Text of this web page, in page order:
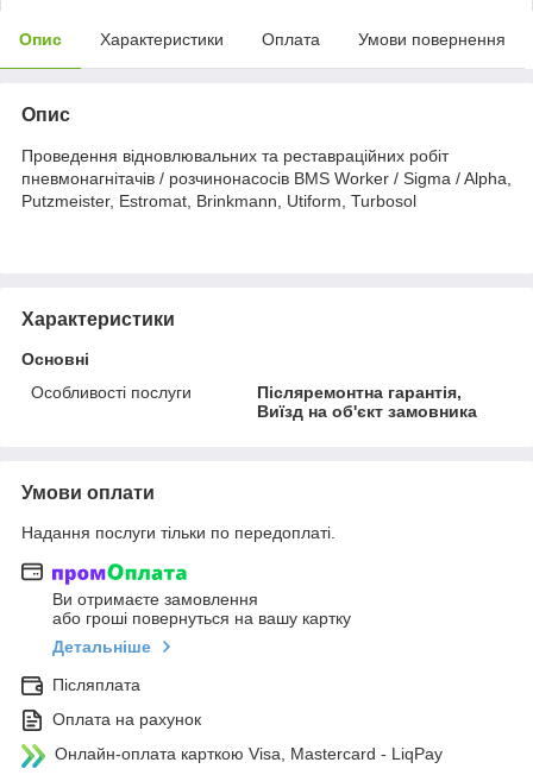
Опис Характеристики Оплата Умови повернення
Опис
Проведення відновлювальних та реставраційних робіт
пневмонагнітачів / розчинонасосів BMS Worker / Sigma / Alpha,
Putzmeister, Estromat, Brinkmann, Utiform, Turbosol
Характеристики
Основні
Особливості послуги
Післяремонтна гарантія,
Виїзд на об'єкт замовника
Умови оплати
Надання послуги тільки по передоплаті.
Ви отримаєте замовлення
або гроші повернуться на вашу картку
Детальніше
Післяплата
Оплата на рахунок
Онлайн-оплата карткою Visa, Mastercard - LiqPay